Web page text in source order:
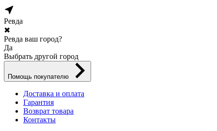
Ревда
✖
Ревда ваш город?
Да
Выбрать другой город
Помощь покупателю
Доставка и оплата
Гарантия
Возврат товара
Контакты